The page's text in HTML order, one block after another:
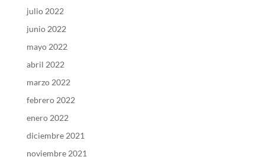
julio 2022
junio 2022
mayo 2022
abril 2022
marzo 2022
febrero 2022
enero 2022
diciembre 2021
noviembre 2021